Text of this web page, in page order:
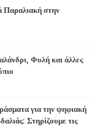
Παραλιακή στην
Φυλή και άλλες
για την ψηφιακή
Στηρίζουμε τις